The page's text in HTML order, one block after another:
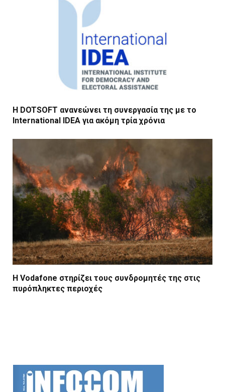
Η DOTSOFT ανανεώνει τη συνεργασία της με το
International IDEA για ακόμη τρία χρόνια
Η Vodafone στηρίζει τους συνδρομητές της στις
πυρόπληκτες περιοχές